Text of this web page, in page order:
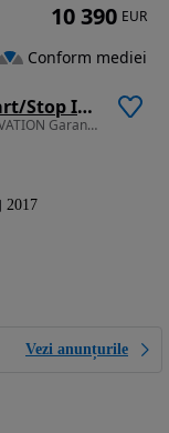
Opel Insignia 2.0 CDTI ecoFLEX Start/Stop Innovation
1956 cm3 • 170 CP • Grand Sport 2.0 CDTI INNOVATION Garantie,Rate
2017
Vezi anunțurile
10 390 EUR
Conform mediei